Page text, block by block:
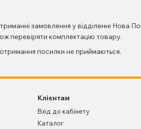
замовлення у відділенні Нова
перевіряти комплектацію товару.
посилки не приймаються.
Клієнтам
Вхід до кабінету
Каталог